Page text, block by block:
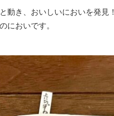
動き、おいしいにおいを発見！
においです。